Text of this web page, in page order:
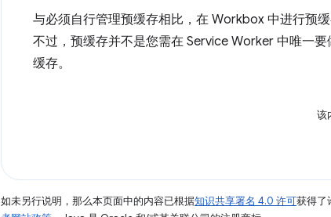
与必须自行管理预缓存相比，在 Workbox 中进行预
不过，预缓存并不是您需在 Service Worker 中唯一
缓存。
该
如未另行说明，那么本页面中的内容已根据知识共享署名 4.0 许可获得了